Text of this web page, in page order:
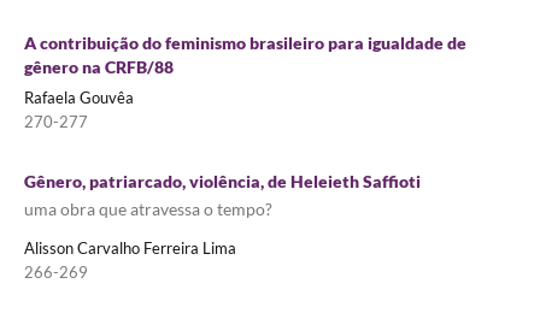
A contribuição do feminismo brasileiro para igualdade de
gênero na CRFB/88
Rafaela Gouvêa
270-277
Gênero, patriarcado, violência, de Heleieth Saffioti
uma obra que atravessa o tempo?
Alisson Carvalho Ferreira Lima
266-269